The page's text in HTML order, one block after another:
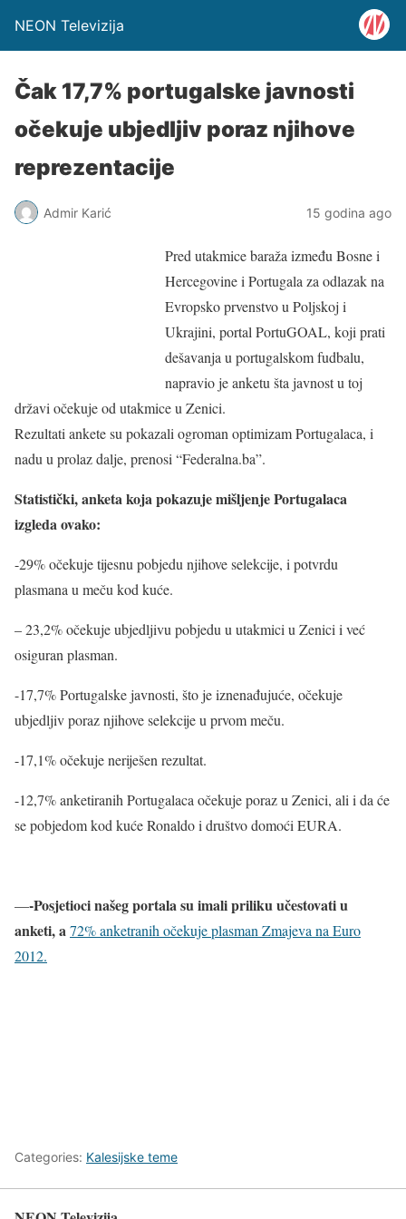
NEON Televizija
Čak 17,7% portugalske javnosti
očekuje ubjedljiv poraz njihove
reprezentacije
Admir Karić 15 godina ago
Pred utakmice baraža između Bosne i
Hercegovine i Portugala za odlazak na
Evropsko prvenstvo u Poljskoj i
Ukrajini, portal PortuGOAL, koji prati
dešavanja u portugalskom fudbalu,
napravio je anketu šta javnost u toj
državi očekuje od utakmice u Zenici.
Rezultati ankete su pokazali ogroman optimizam Portugalaca, i
nadu u prolaz dalje, prenosi “Federalna.ba”.
Statistički, anketa koja pokazuje mišljenje Portugalaca
izgleda ovako:
-29% očekuje tijesnu pobjedu njihove selekcije, i potvrdu
plasmana u meču kod kuće.
– 23,2% očekuje ubjedljivu pobjedu u utakmici u Zenici i već
osiguran plasman.
-17,7% Portugalske javnosti, što je iznenađujuće, očekuje
ubjedljiv poraz njihove selekcije u prvom meču.
-17,1% očekuje neriješen rezultat.
-12,7% anketiranih Portugalaca očekuje poraz u Zenici, ali i da će
se pobjedom kod kuće Ronaldo i društvo domoći EURA.
—-Posjetioci našeg portala su imali priliku učestovati u
anketi, a72% anketranih očekuje plasman Zmajeva na Euro
2012.
Categories: Kalesijske teme